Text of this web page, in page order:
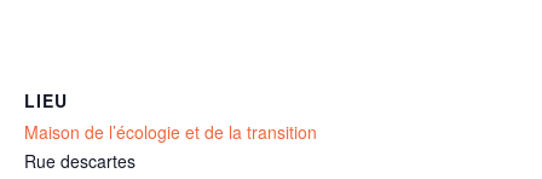
LIEU
Maison de l’écologie et de la transition
Rue descartes